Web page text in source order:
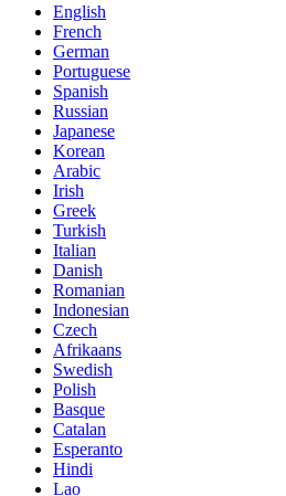
English
French
German
Portuguese
Spanish
Russian
Japanese
Korean
Arabic
Irish
Greek
Turkish
Italian
Danish
Romanian
Indonesian
Czech
Afrikaans
Swedish
Polish
Basque
Catalan
Esperanto
Hindi
Lao